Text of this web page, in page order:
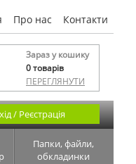
Про нас Контакти
Зараз у кошику
0товарів
ПЕРЕГЛЯНУТИ
/ Реєстрація
Папки, файли,
обкладинки